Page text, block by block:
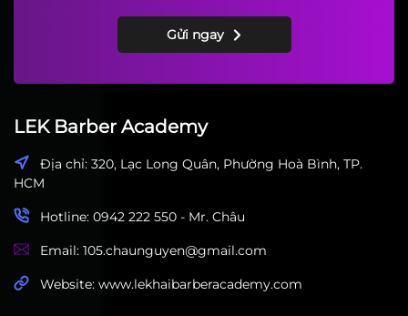
Màu Nhuộm Bạch Kim Hot
LEK Barber Academy
ĐĂNG KÝ HỌC THỬ